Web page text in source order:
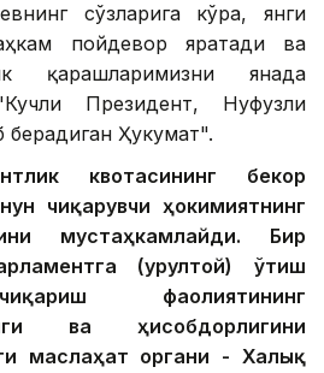
сўзларига кўра, янги
пойдевор яратади ва
қарашларимизни янада
Президент, Нуфузли
Ҳукумат".
квотасининг бекор
чиқарувчи ҳокимиятнинг
мустаҳкамлайди. Бир
(Қурултой) ўтиш
фаолиятининг
ва ҳисобдорлигини
маслаҳат органи - Халық